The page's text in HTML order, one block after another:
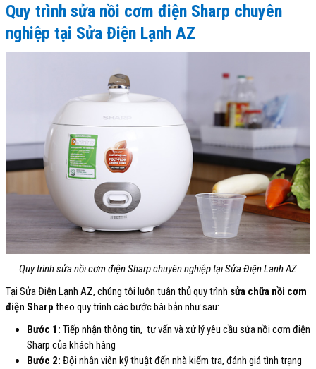
Quy trình sửa nồi cơm điện Sharp chuyên
nghiệp tại Sửa Điện Lạnh AZ
Quy trình sửa nồi cơm điện Sharp chuyên nghiệp tại Sửa Điện Lanh AZ
Tại Sửa Điện Lạnh AZ, chúng tôi luôn tuân thủ quy trình sửa chữa nồi cơm
điện Sharp theo quy trình các bước bài bản như sau:
Bước 1: Tiếp nhận thông tin, tư vấn và xử lý yêu cầu sửa nồi cơm điện
Sharp của khách hàng
Bước 2: Đội nhân viên kỹ thuật đến nhà kiểm tra, đánh giá tình trạng